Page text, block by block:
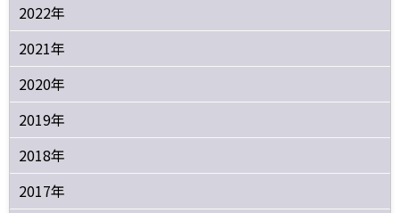
2022年
2021年
2020年
2019年
2018年
2017年